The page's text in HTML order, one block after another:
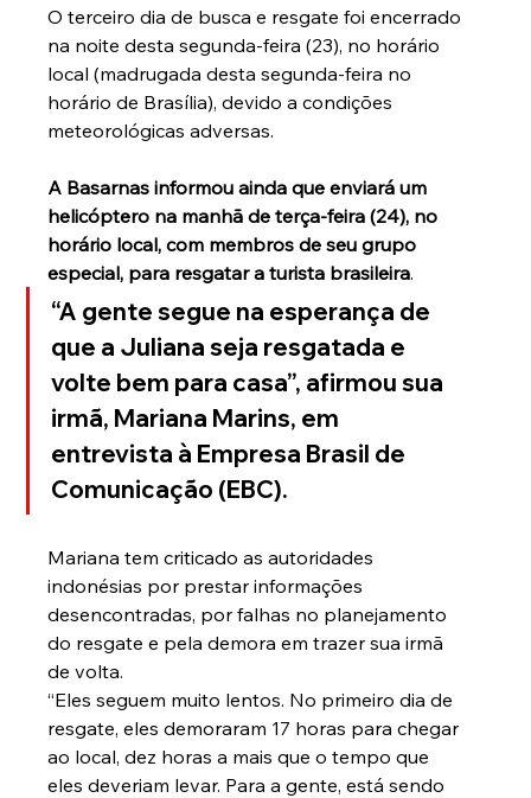
O terceiro dia de busca e resgate foi encerrado
na noite desta segunda-feira (23), no horário
local (madrugada desta segunda-feira no
horário de Brasília), devido a condições
meteorológicas adversas.
A Basarnas informou ainda que enviará um
helicóptero na manhã de terça-feira (24), no
horário local, com membros de seu grupo
especial, para resgatar a turista brasileira.
“A gente segue na esperança de
que a Juliana seja resgatada e
volte bem para casa”, afirmou sua
irmã, Mariana Marins, em
entrevista à Empresa Brasil de
Comunicação (EBC).
Mariana tem criticado as autoridades
indonésias por prestar informações
desencontradas, por falhas no planejamento
do resgate e pela demora em trazer sua irmã
de volta.
“Eles seguem muito lentos. No primeiro dia de
resgate, eles demoraram 17 horas para chegar
ao local, dez horas a mais que o tempo que
eles deveriam levar. Para a gente, está sendo